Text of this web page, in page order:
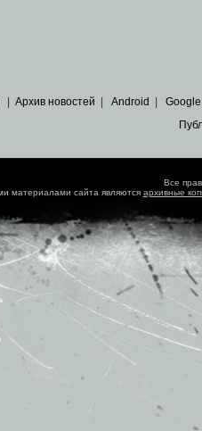
Архив новостей Android Google
Все
материалами сайта являются архивные